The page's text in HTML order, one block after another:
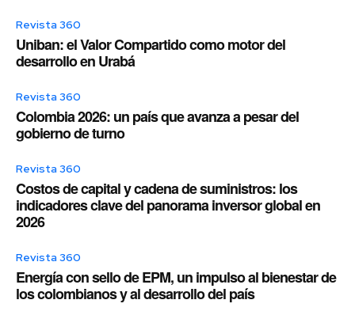
Revista 360
Uniban: el Valor Compartido como motor del
desarrollo en Urabá
Revista 360
Colombia 2026: un país que avanza a pesar del
gobierno de turno
Revista 360
Costos de capital y cadena de suministros: los
indicadores clave del panorama inversor global en
2026
Revista 360
Energía con sello de EPM, un impulso al bienestar de
los colombianos y al desarrollo del país